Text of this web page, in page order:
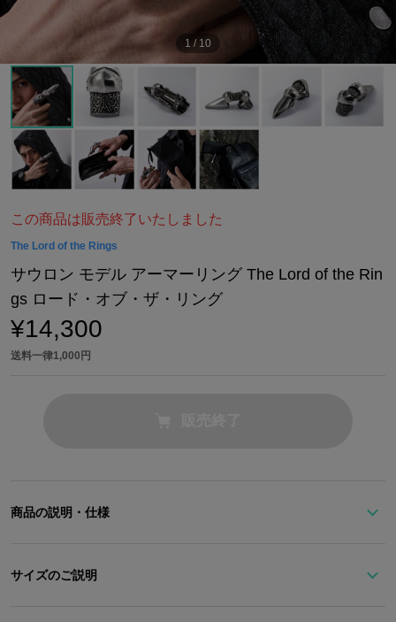
1 / 10
この商品は販売終了いたしました
The Lord of the Rings
サウロン モデル アーマーリング The Lord of the Rin
gs ロード・オブ・ザ・リング
¥14,300
送料一律1,000円
商品の説明・仕様
サイズのご説明